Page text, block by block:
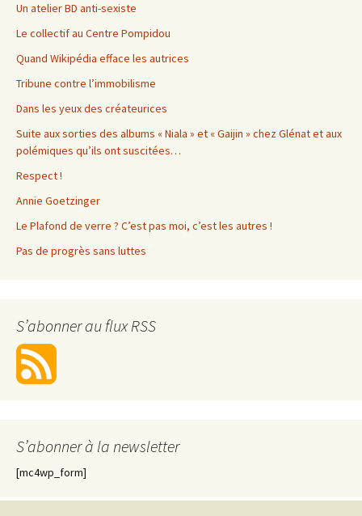
Un atelier BD anti-sexiste
Le collectif au Centre Pompidou
Quand Wikipédia efface les autrices
Tribune contre l’immobilisme
Dans les yeux des créateurices
Suite aux sorties des albums « Niala » et « Gaijin » chez Glénat et aux
polémiques qu’ils ont suscitées…
Respect !
Annie Goetzinger
Le Plafond de verre ? C’est pas moi, c’est les autres !
Pas de progrès sans luttes
S’abonner au flux RSS
S’abonner à la newsletter
[mc4wp_form]